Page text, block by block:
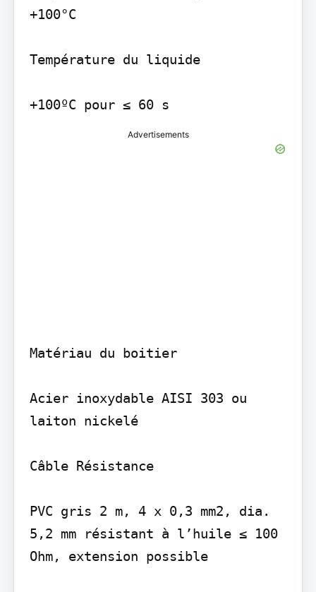
+100°C
Température du liquide
+100ºC pour ≤ 60 s
Advertisements
Matériau du boitier
Acier inoxydable AISI 303 ou
laiton nickelé
Câble Résistance
PVC gris 2 m, 4 x 0,3 mm2, dia.
5,2 mm résistant à l’huile ≤ 100
Ohm, extension possible